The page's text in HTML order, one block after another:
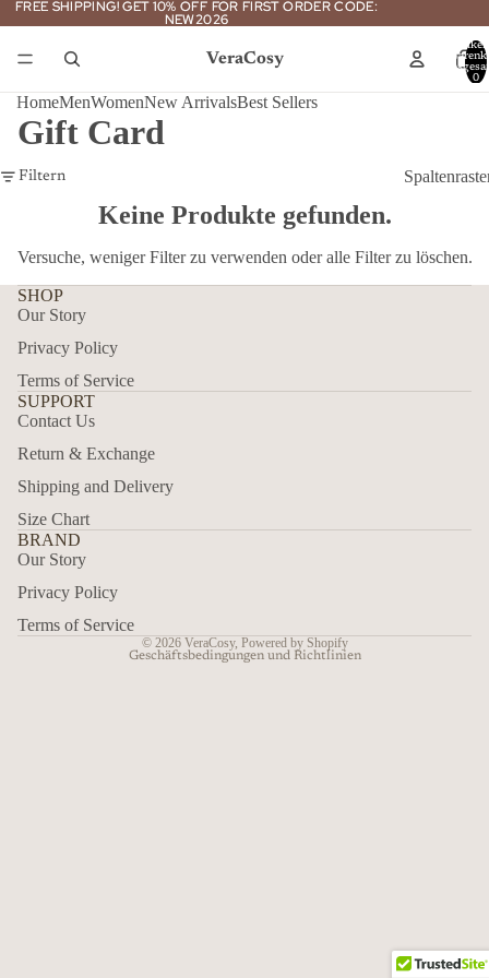
FREE SHIPPING! GET 10% OFF FOR FIRST ORDER CODE:
NEW2026
FREE SHIPPING! GET 10% OFF FOR FIRST ORDER CODE:
NEW2026
VeraCosy
Artikel
0
HomeMenWomenNew ArrivalsBest Sellers
Gift Card
Filtern
Keine Produkte gefunden.
Versuche, weniger Filter zu verwenden oderalle Filter zu löschen.
SHOP
Our Story
Privacy Policy
Terms of Service
SUPPORT
Contact Us
Return & Exchange
Shipping and Delivery
Size Chart
BRAND
Our Story
Privacy Policy
Terms of Service
© 2026 VeraCosy, Powered by Shopify
Geschäftsbedingungen und Richtlinien
Widerrufsrecht
Datenschutzerklärung
AGB